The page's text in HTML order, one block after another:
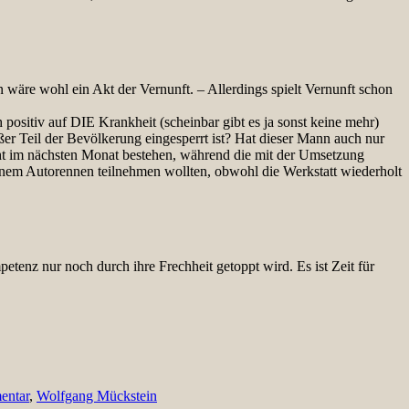
wäre wohl ein Akt der Vernunft. – Allerdings spielt Vernunft schon
auf DIE Krankheit (scheinbar gibt es ja sonst keine mehr)
Teil der Bevölkerung eingesperrt ist? Hat dieser Mann auch nur
nächsten Monat bestehen, während die mit der Umsetzung
Autorennen teilnehmen wollten, obwohl die Werkstatt wiederholt
nur noch durch ihre Frechheit getoppt wird. Es ist Zeit für
, Wolfgang Mückstein